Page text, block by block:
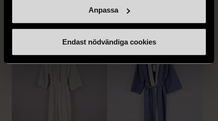
Anpassa
Endast nödvändiga cookies
890 kr
Nytt skick
890 kr